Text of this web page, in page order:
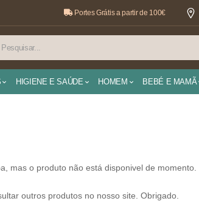
Portes Grátis a partir de 100€
HIGIENE E SAÚDE HOMEM BEBÉ E MAMÃ
mas o produto não está disponivel de momento.
outros produtos no nosso site. Obrigado.